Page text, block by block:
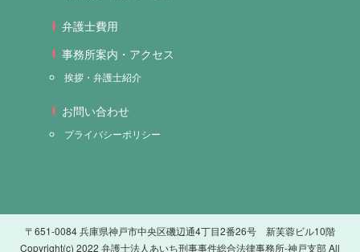
弁護士費用
事務所案内・アクセス
挨拶・弁護士紹介
お問い合わせ
プライバシーポリシー
〒651-0084 兵庫県神戸市中央区磯辺通4丁目2番26号 新芙蓉ビル10階
Copyright(c) 2022 弁護士法人あいち刑事事件総合法律事務所-神戸支部 All